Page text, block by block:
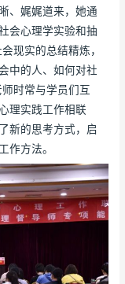
、娓娓道来，她通
会心理学实验和抽
现实的总结精炼，
中的人、如何对社
时常与学员们互
理实践工作相联
新的思考方式，启
作方法。